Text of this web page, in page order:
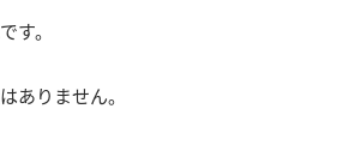
す。
ありません。